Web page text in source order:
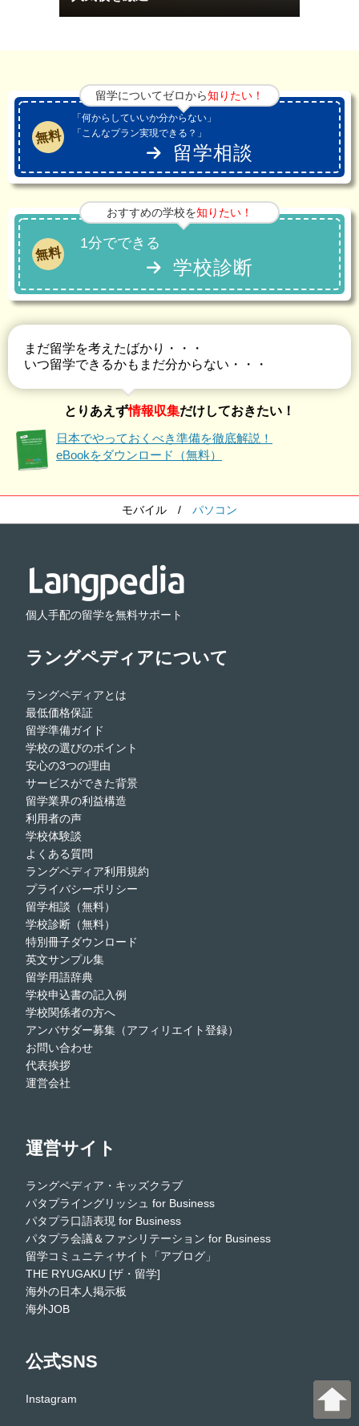
留学についてゼロから知りたい！
無料
「何からしていいか分からない」
「こんなプラン実現できる？」
留学相談
おすすめの学校を知りたい！
無料
1分でできる
学校診断
まだ留学を考えたばかり・・・
いつ留学できるかもまだ分からない・・・
とりあえず情報収集だけしておきたい！
日本でやっておくべき準備を徹底解説！
eBookをダウンロード（無料）
モバイル / パソコン
個人手配の留学を無料サポート
ラングペディアについて
ラングペディアとは
最低価格保証
留学準備ガイド
学校の選びのポイント
安心の3つの理由
サービスができた背景
留学業界の利益構造
利用者の声
学校体験談
よくある質問
ラングペディア利用規約
プライバシーポリシー
留学相談（無料）
学校診断（無料）
特別冊子ダウンロード
英文サンプル集
留学用語辞典
学校申込書の記入例
学校関係者の方へ
アンバサダー募集（アフィリエイト登録）
お問い合わせ
代表挨拶
運営会社
運営サイト
ラングペディア・キッズクラブ
パタプライングリッシュ for Business
パタプラ口語表現 for Business
パタプラ会議＆ファシリテーション for Business
留学コミュニティサイト「アブログ」
THE RYUGAKU [ザ・留学]
海外の日本人掲示板
海外JOB
公式SNS
Instagram